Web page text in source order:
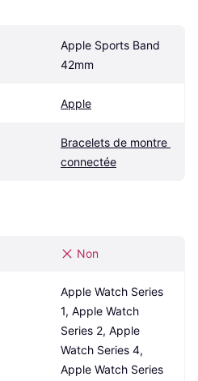
Apple Sports Band
42mm
Apple
Bracelets de montre
connectée
Non
Apple Watch Series
1, Apple Watch
Series 2, Apple
Watch Series 4,
Apple Watch Series